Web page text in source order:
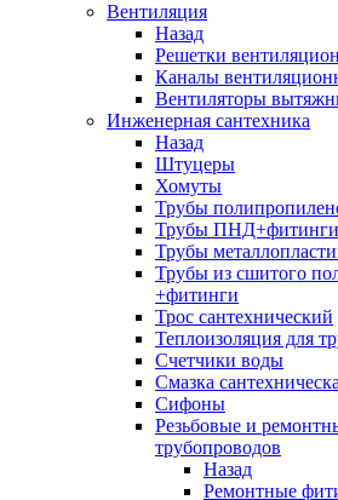
Вентиляция
Назад
Решетки
Каналы
Вентиляторы
Инженерная сантехника
Назад
Штуцеры
Хомуты
Трубы
Трубы ПНД+фитинги
Трубы
Трубы из сшитого
+фитинги
Трос сантехнический
Теплоизоляция для
Счетчики воды
Смазка
Сифоны
Резьбовые и
трубопроводов
Назад
Ремонтные